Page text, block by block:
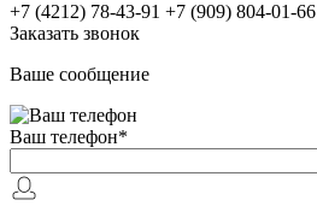
+7 (4212) 78-43-91 +7 (909) 804-01-66
Заказать звонок
Ваше сообщение
Ваш телефон*